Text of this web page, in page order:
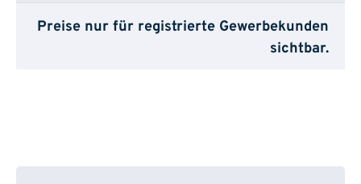
Preise nur für registrierte Gewerbekunden
sichtbar.